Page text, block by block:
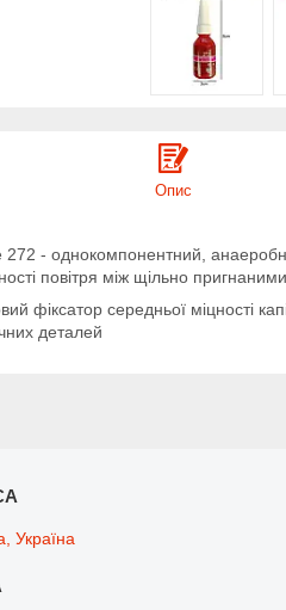
Опис
272 - однокомпонентний,
повітря між щільно
фіксатор середньої міцності
деталей
Україна